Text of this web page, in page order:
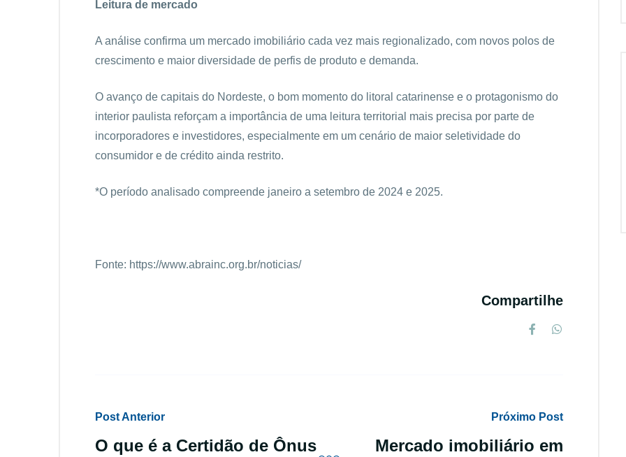
Leitura de mercado
A análise confirma um mercado imobiliário cada vez mais regionalizado, com novos polos de
crescimento e maior diversidade de perfis de produto e demanda.
O avanço de capitais do Nordeste, o bom momento do litoral catarinense e o protagonismo do
interior paulista reforçam a importância de uma leitura territorial mais precisa por parte de
incorporadores e investidores, especialmente em um cenário de maior seletividade do
consumidor e de crédito ainda restrito.
*O período analisado compreende janeiro a setembro de 2024 e 2025.
Fonte: https://www.abrainc.org.br/noticias/
Compartilhe
Post Anterior
O que é a Certidão de Ônus
Próximo Post
Mercado imobiliário em